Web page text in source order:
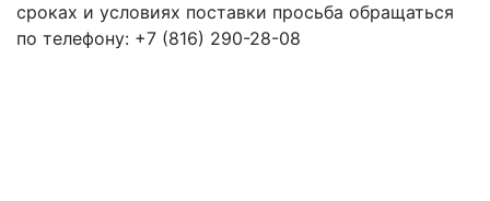
сроках и условиях поставки просьба обращаться
по телефону: +7 (816) 290-28-08